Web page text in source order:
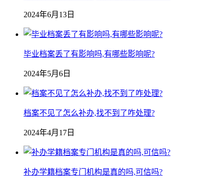
2024年6月13日
毕业档案丢了有影响吗,有哪些影响呢?
2024年5月6日
档案不见了怎么补办,找不到了咋处理?
2024年4月17日
补办学籍档案专门机构是真的吗,可信吗?